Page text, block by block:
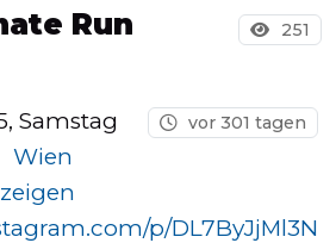
Run
251
Samstag vor 301 tagen
Wien
p/DL7ByJjMl3N